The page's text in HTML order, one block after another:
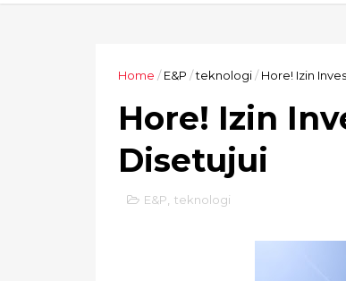
Home / E&P /teknologi/ Hore! Izin
Hore! Izin
Disetujui
E&P teknologi